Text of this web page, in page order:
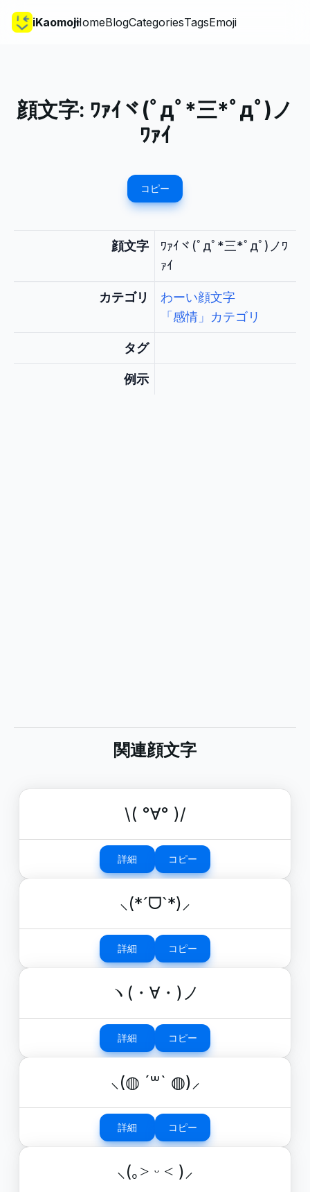
iKaomojiHomeBlogCategoriesTagsEmoji
顔文字: ﾜｧｲヾ(ﾟдﾟ*三*ﾟдﾟ)ノ
ﾜｧｲ
コピー
顔文字
ﾜｧｲヾ(ﾟдﾟ*三*ﾟдﾟ)ノﾜ
ｧｲ
カテゴリ
わーい顔文字
「感情」カテゴリ
タグ
例示
関連顔文字
\( °∀° )/
詳細 コピー
⸜(*ˊᗜˋ*)⸝
詳細 コピー
ヽ(・∀・)ノ
詳細 コピー
⸜(◍ ´꒳` ◍)⸝
詳細 コピー
⸜(｡˃ ᵕ ˂ )⸝